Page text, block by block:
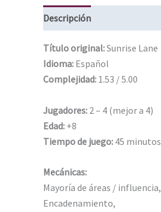
Descripción
Título original:Sunrise Lane
Idioma: Español
Complejidad: 1.53 / 5.00
Jugadores: 2 – 4 (mejor a 4)
Edad: +8
Tiempo de juego: 45 minutos
Mecánicas:
Mayoría de áreas / influencia,
Encadenamiento,